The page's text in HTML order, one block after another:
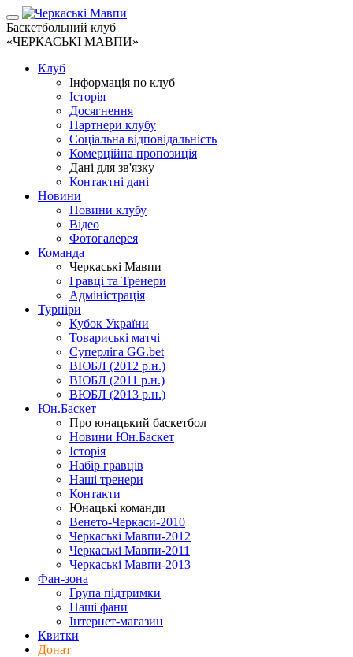
Баскетбольний клуб
«ЧЕРКАСЬКІ МАВПИ»
Клуб
Інформація по клуб
Історія
Досягнення
Партнери клубу
Соціальна відповідальність
Комерційна пропозиція
Дані для зв'язку
Контактні дані
Новини
Новини клубу
Відео
Фотогалерея
Команда
Черкаські Мавпи
Гравці та Тренери
Адміністрація
Турніри
Кубок України
Товариські матчі
Суперліга GG.bet
ВЮБЛ (2012 р.н.)
ВЮБЛ (2011 р.н.)
ВЮБЛ (2013 р.н.)
Юн.Баскет
Про юнацький баскетбол
Новини Юн.Баскет
Історія
Набір гравців
Наші тренери
Контакти
Юнацькі команди
Венето-Черкаси-2010
Черкаські Мавпи-2012
Черкаські Мавпи-2011
Черкаські Мавпи-2013
Фан-зона
Група підтримки
Наші фани
Інтернет-магазин
Квитки
Донат